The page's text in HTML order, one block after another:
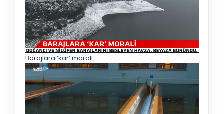
Barajlara ‘kar’ morali